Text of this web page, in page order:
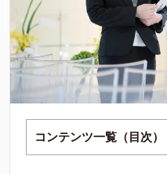
コンテンツ一覧（目次）